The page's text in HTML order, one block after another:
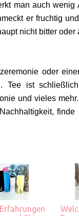
man auch
er fruchtig
nicht bitter
oder
Tee ist
und vieles